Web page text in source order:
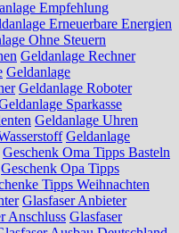
Empfehlung
Erneuerbare Energien
Ohne Steuern
Geldanlage Rechner
Geldanlage
Geldanlage Roboter
Sparkasse
Geldanlage Uhren
Geldanlage
Geschenk Oma Tipps Basteln
Geschenk Opa Tipps
Tipps Weihnachten
Glasfaser Anbieter
Anschluss Glasfaser